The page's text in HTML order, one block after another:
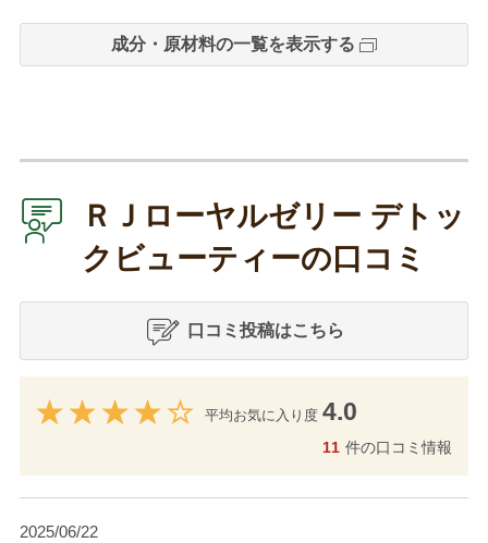
成分・原材料の一覧を表示する
ＲＪローヤルゼリー デトッ
クビューティーの口コミ
口コミ投稿はこちら
平均お気に入り度 4.0
11 件の口コミ情報
2025/06/22